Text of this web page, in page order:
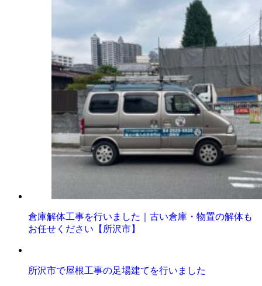
倉庫解体工事を行いました｜古い倉庫・物置の解体も
お任せください【所沢市】
所沢市で屋根工事の足場建てを行いました